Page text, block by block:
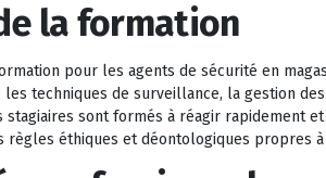
la formation
pour les agents de sécurité en
techniques de surveillance, la gestion
stagiaires sont formés à réagir rapidement
règles éthiques et déontologiques propres